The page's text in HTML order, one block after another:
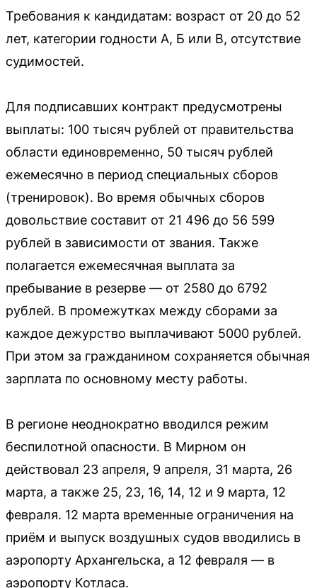
Требования к кандидатам: возраст от 20 до 52
лет, категории годности А, Б или В, отсутствие
судимостей.
Для подписавших контракт предусмотрены
выплаты: 100 тысяч рублей от правительства
области единовременно, 50 тысяч рублей
ежемесячно в период специальных сборов
(тренировок). Во время обычных сборов
довольствие составит от 21 496 до 56 599
рублей в зависимости от звания. Также
полагается ежемесячная выплата за
пребывание в резерве — от 2580 до 6792
рублей. В промежутках между сборами за
каждое дежурство выплачивают 5000 рублей.
При этом за гражданином сохраняется обычная
зарплата по основному месту работы.
В регионе неоднократно вводился режим
беспилотной опасности. В Мирном он
действовал 23 апреля, 9 апреля, 31 марта, 26
марта, а также 25, 23, 16, 14, 12 и 9 марта, 12
февраля. 12 марта временные ограничения на
приём и выпуск воздушных судов вводились в
аэропорту Архангельска, а 12 февраля — в
аэропорту Котласа.